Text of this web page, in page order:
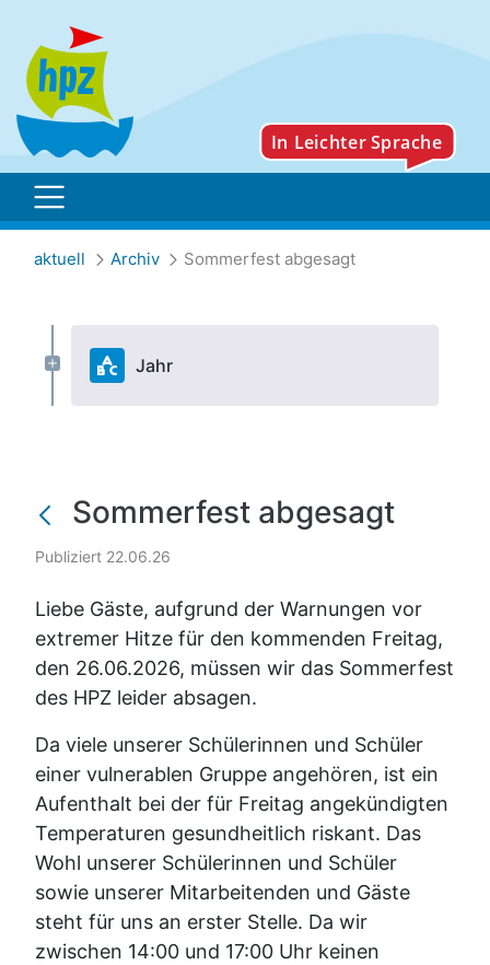
Sommerfest abgesagt
aktuell Archiv Sommerfest abgesagt
Jahr
Sommerfest abgesagt
Publiziert 22.06.26
Liebe Gäste, aufgrund der Warnungen vor
extremer Hitze für den kommenden Freitag,
den 26.06.2026, müssen wir das Sommerfest
des HPZ leider absagen.
Da viele unserer Schülerinnen und Schüler
einer vulnerablen Gruppe angehören, ist ein
Aufenthalt bei der für Freitag angekündigten
Temperaturen gesundheitlich riskant. Das
Wohl unserer Schülerinnen und Schüler
sowie unserer Mitarbeitenden und Gäste
steht für uns an erster Stelle. Da wir
zwischen 14:00 und 17:00 Uhr keinen